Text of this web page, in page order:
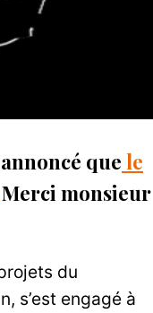
que le
monsieur
du
s’est engagé à